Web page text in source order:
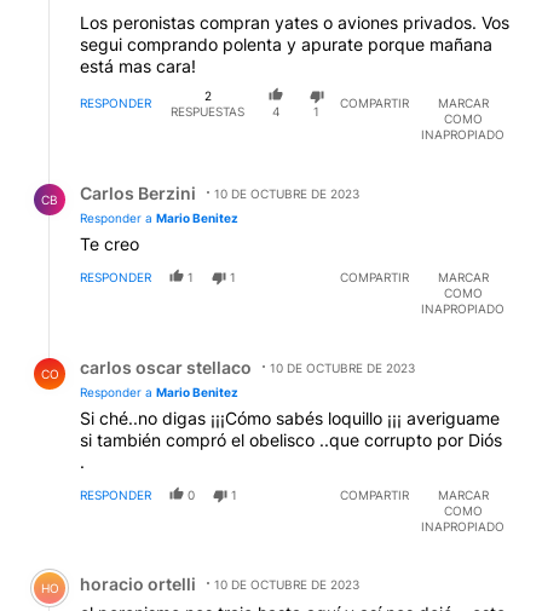
Los peronistas compran yates o aviones privados. Vos
segui comprando polenta y apurate porque mañana
está mas cara!
RESPONDER
2
RESPUESTAS
4 1
COMPARTIR
MARCAR
COMO
INAPROPIADO
CB Carlos Berzini
10 DE OCTUBRE DE 2023
Responder a Mario Benitez
Te creo
RESPONDER 1 1 COMPARTIR
MARCAR
COMO
INAPROPIADO
CO carlos oscar stellaco
10 DE OCTUBRE DE 2023
Responder a Mario Benitez
Si ché..no digas ¡¡¡Cómo sabés loquillo ¡¡¡ averiguame
si también compró el obelisco ..que corrupto por Diós
.
RESPONDER 0 1 COMPARTIR
MARCAR
COMO
INAPROPIADO
Comentario de horacio ortelli.
HO horacio ortelli 10 DE OCTUBRE DE 2023